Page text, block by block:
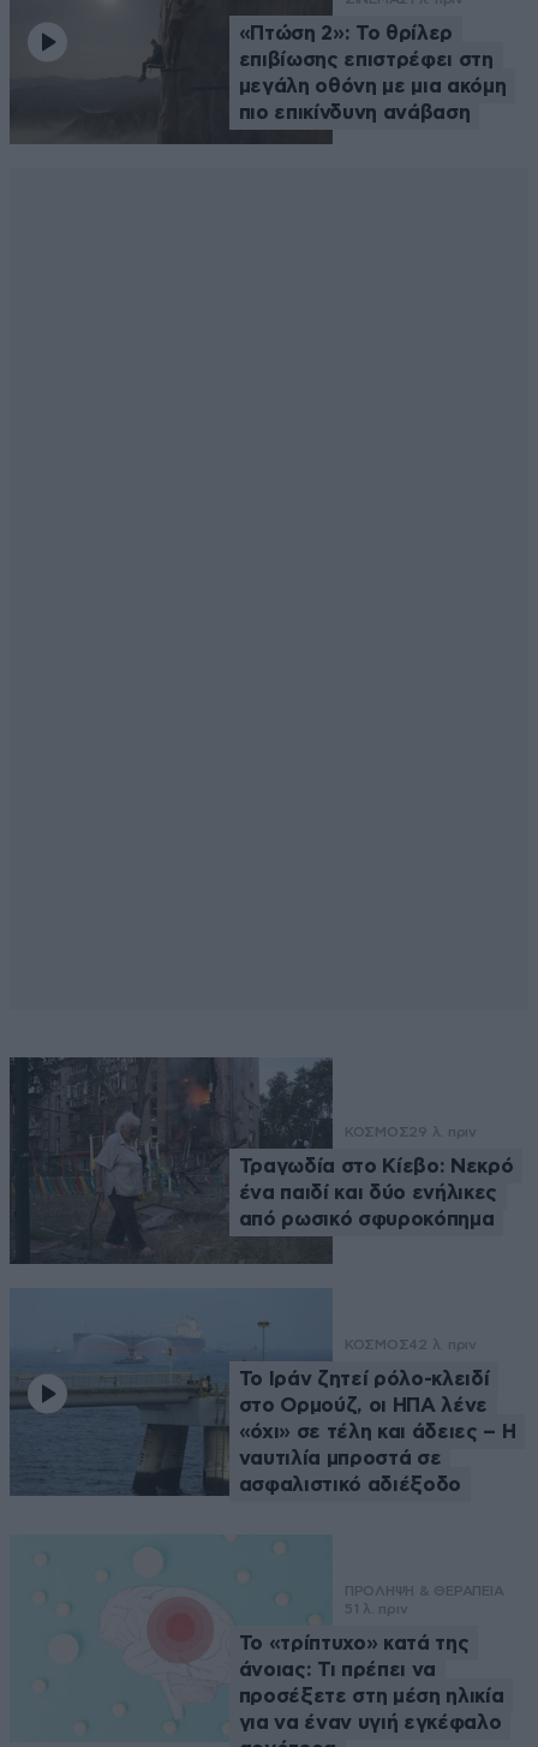
«Πτώση 2»: Το θρίλερ
επιβίωσης επιστρέφει στη
μεγάλη οθόνη με μια ακόμη
πιο επικίνδυνη ανάβαση
ΚΟΣΜΟΣ29 λ. πριν
Τραγωδία στο Κίεβο: Νεκρό
ένα παιδί και δύο ενήλικες
από ρωσικό σφυροκόπημα
ΚΟΣΜΟΣ42 λ. πριν
Το Ιράν ζητεί ρόλο-κλειδί
στο Ορμούζ, οι ΗΠΑ λένε
«όχι» σε τέλη και άδειες – Η
ναυτιλία μπροστά σε
ασφαλιστικό αδιέξοδο
ΠΡΟΛΗΨΗ & ΘΕΡΑΠΕΙΑ
51 λ. πριν
Το «τρίπτυχο» κατά της
άνοιας: Τι πρέπει να
προσέξετε στη μέση ηλικία
για να έναν υγιή εγκέφαλο